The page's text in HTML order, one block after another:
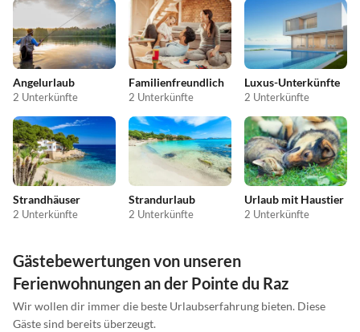
Angelurlaub
2 Unterkünfte
Familienfreundlich
2 Unterkünfte
Luxus-Unterkünfte
2 Unterkünfte
Strandhäuser
2 Unterkünfte
Strandurlaub
2 Unterkünfte
Urlaub mit Haustier
2 Unterkünfte
Gästebewertungen von unseren
Ferienwohnungen an der Pointe du Raz
Wir wollen dir immer die beste Urlaubserfahrung bieten. Diese
Gäste sind bereits überzeugt.